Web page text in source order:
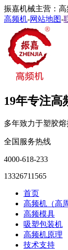
振嘉机械主营：
高频机-网站地图-
19年专注高
多年致力于塑胶
全国服务热线
4000-618-233
13326711565
首页
高频机（高
高频模具
吸塑包装机
高频机原理
技术支持